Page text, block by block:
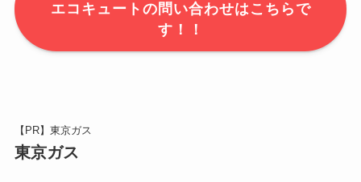
エコキュートの問い合わせはこちらで
す！！
【PR】東京ガス
東京ガス